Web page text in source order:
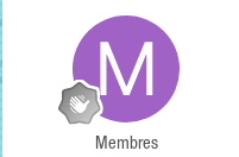
Membres